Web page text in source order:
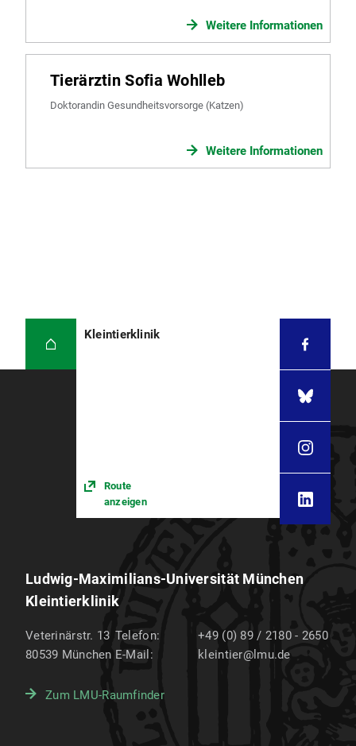
Weitere Informationen
Tierärztin Sofia Wohlleb
Doktorandin Gesundheitsvorsorge (Katzen)
Weitere Informationen
Kleintierklinik
Route
anzeigen
Ludwig-Maximilians-Universität München
Kleintierklinik
Veterinärstr. 13
80539 München
Telefon:
+49 (0) 89 / 2180 - 2650
E-Mail:
kleintier@lmu.de
Zum LMU-Raumfinder